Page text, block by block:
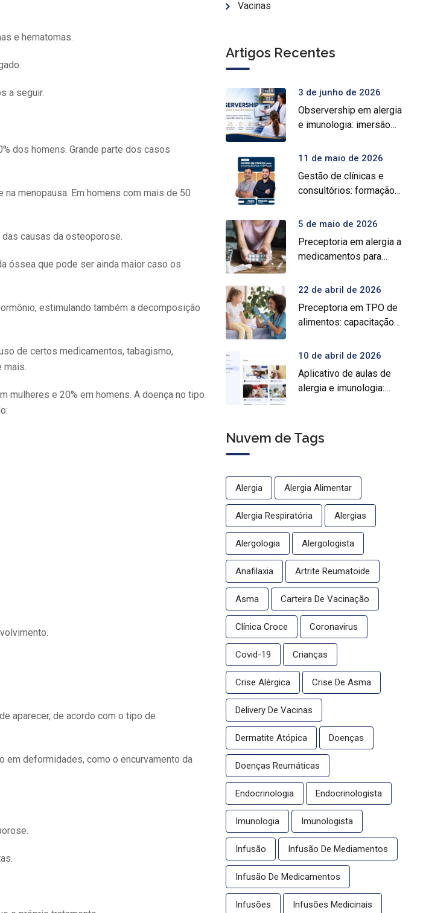
e hematomas.
a seguir.
dos homens. Grande parte dos casos
menopausa. Em homens com mais de 50
causas da osteoporose.
óssea que pode ser ainda maior caso os
estimulando também a decomposição
de certos medicamentos, tabagismo,
mais.
e 20% em homens. A doença no tipo
aparecer, de acordo com o tipo de
em deformidades, como o encurvamento da
Vacinas
Artigos Recentes
3 de junho de 2026
Observership em alergia
e imunologia: imersão
11 de maio de 2026
Gestão de clínicas e
consultórios: formação
5 de maio de 2026
Preceptoria em alergia a
medicamentos para
especializada
22 de abril de 2026
Preceptoria em TPO de
alimentos: capacitação
10 de abril de 2026
Aplicativo de aulas de
alergia e imunologia:
médico gratuito
Nuvem de Tags
Alergia Alergia Alimentar
Alergia Respiratória Alergias
Alergologia Alergologista
Anafilaxia Artrite Reumatoide
Asma Carteira De Vacinação
Clínica Croce Coronavirus
Covid-19 Crianças
Crise Alérgica Crise De Asma
Delivery De Vacinas
Dermatite Atópica Doenças
Doenças Reumáticas
Endocrinologia Endocrinologista
Imunologia Imunologista
Infusão Infusão De Mediamentos
Infusão De Medicamentos
Infusões Infusões Medicinais